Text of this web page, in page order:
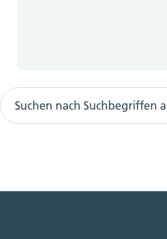
Suchen nach Suchbegriffen